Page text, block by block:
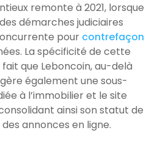
remonte à 2021, lorsque
démarches judiciaires
pour contrefaçon
La spécificité de cette
que Leboncoin, au-delà
également une sous-
à l’immobilier et le site
ainsi son statut de
annonces en ligne.